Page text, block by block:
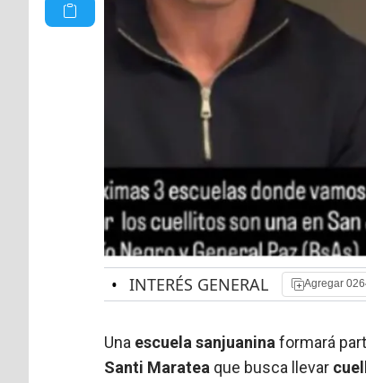
• INTERÉS GENERAL Agregar
Una escuela sanjuanina formará
Santi Maratea que busca llevar